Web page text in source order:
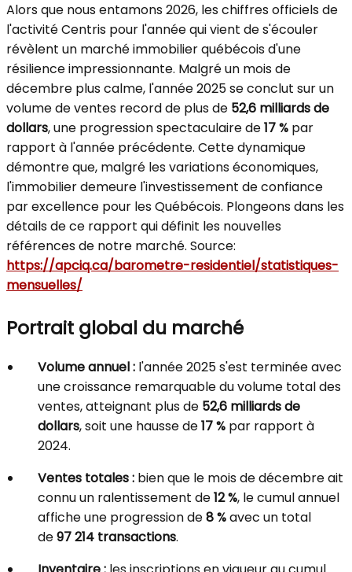
Alors que nous entamons 2026, les chiffres officiels de
l'activité Centris pour l'année qui vient de s'écouler
révèlent un marché immobilier québécois d'une
résilience impressionnante. Malgré un mois de
décembre plus calme, l'année 2025 se conclut sur un
volume de ventes record de plus de 52,6 milliards de
dollars, une progression spectaculaire de17 % par
rapport à l'année précédente. Cette dynamique
démontre que, malgré les variations économiques,
l'immobilier demeure l'investissement de confiance
par excellence pour les Québécois. Plongeons dans les
détails de ce rapport qui définit les nouvelles
références de notre marché. Source:
https://apciq.ca/barometre-residentiel/statistiques-
mensuelles/
Portrait global du marché
Volume annuel : l'année 2025 s'est terminée avec
une croissance remarquable du volume total des
ventes, atteignant plus de 52,6 milliards de
dollars, soit une hausse de17 % par rapport à
2024.
Ventes totales : bien que le mois de décembre ait
connu un ralentissement de12 %, le cumul annuel
affiche une progression de8 %avec un total
de97 214 transactions.